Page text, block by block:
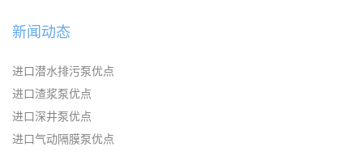
新闻动态
进口潜水排污泵优点
进口渣浆泵优点
进口深井泵优点
进口气动隔膜泵优点